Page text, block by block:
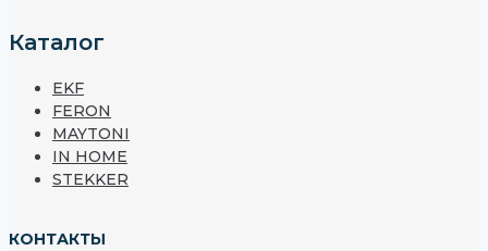
Каталог
EKF
FERON
MAYTONI
IN HOME
STEKKER
КОНТАКТЫ